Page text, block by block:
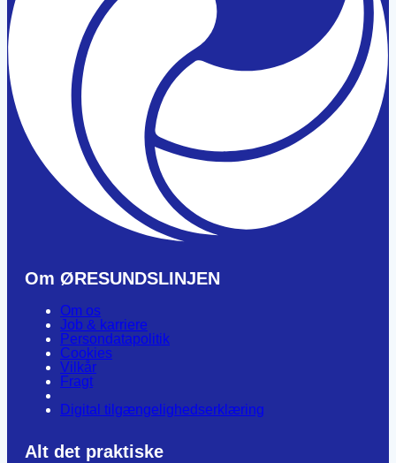
Om ØRESUNDSLINJEN
Om os
Job & karriere
Persondatapolitik
Cookies
Vilkår
Fragt
Digital tilgængelighedserklæring
Alt det praktiske